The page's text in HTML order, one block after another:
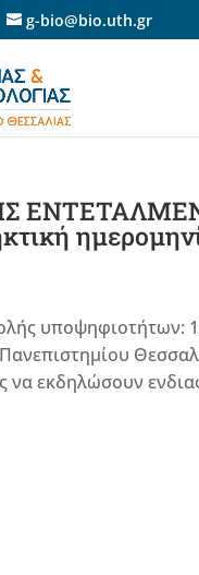
g-bio@bio.uth.gr
υποψηφιοτήτων:
να εκδηλώσουν